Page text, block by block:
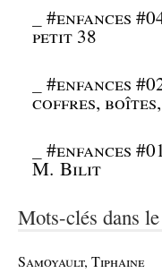
_#enfances
petit 38
_#enfances
coffres,
_#enfances
M. Bilit
Mots-clés dans
Samoyault, Tiphaine